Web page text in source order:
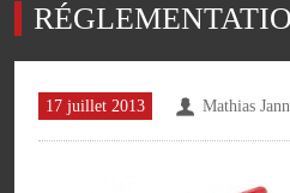
17 juillet 2013 Mathias